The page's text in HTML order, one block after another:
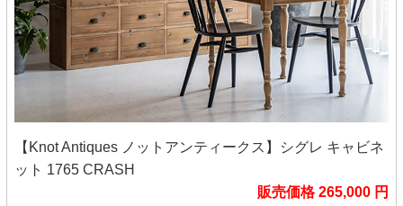
【Knot Antiques ノットアンティークス】シグレ キャビネ
ット 1765 CRASH
販売価格 265,000 円